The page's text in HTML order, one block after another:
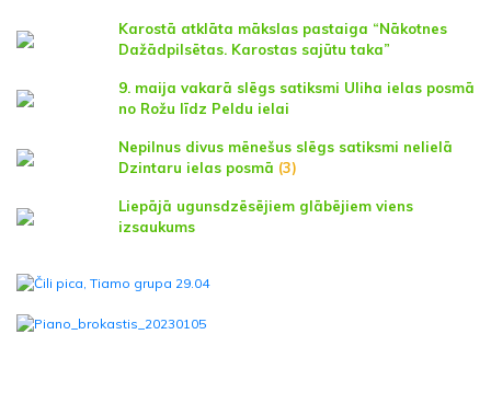
Karostā atklāta mākslas pastaiga “Nākotnes
Dažādpilsētas. Karostas sajūtu taka”
9. maija vakarā slēgs satiksmi Uliha ielas posmā
no Rožu līdz Peldu ielai
Nepilnus divus mēnešus slēgs satiksmi nelielā
Dzintaru ielas posmā (3)
Liepājā ugunsdzēsējiem glābējiem viens
izsaukums